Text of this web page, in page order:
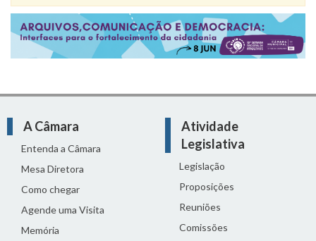
A Câmara
Entenda a Câmara
Mesa Diretora
Como chegar
Agende uma Visita
Memória
Atividade
Legislativa
Legislação
Proposições
Reuniões
Comissões